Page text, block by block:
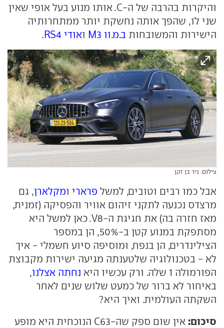
והיקרות בהרבה של ה-C. אותו מנוע בעל אופי שאין
שני לו, שהפך אותה נחשקת יותר ממתחרותיה
הישירות והמשובחות ב.מ.וו M3 ואודי RS4 .
צילום: ניר בן זקן
אבל כמו רבים וטובים, למשל פרארי ומקלארן, גם
מרצדס נכנעה לתקני זיהום אוויר והפסיקה (זמנית,
מאז חזרה בה) את חגיגת ה-V8. כאן למשל היא
מסתפקת במנוע קטן ב-50%, הן במספר
הצילינדרים, הן בנפח, ומוסיפה סיוע חשמלי - איך
לא - בטכנולוגיה שלטענתה מגיעה ישירות מקבוצת
הפורמולה 1 שלה. ורק עכשיו היא
נחתה אצלנו,
באיחור לא ברור של כמעט שלוש שנים לאחר
השקתה העולמית. ואיך היא?
סיכום:
אין שום ספק שה-C63 הנוכחית היא מופע